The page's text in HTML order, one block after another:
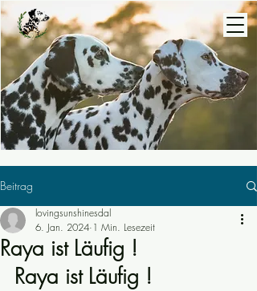
Beitrag
Raya ist Läufig !
lovingsunshinesdal
6. Jan. 2024 1 Min. Lesezeit
Raya ist Läufig !